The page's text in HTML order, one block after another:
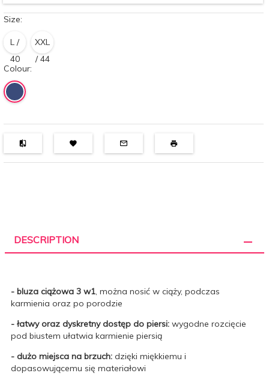
Size:
L /
40
XXL
/ 44
Colour:
DESCRIPTION
- bluza ciążowa 3 w1, można nosić w ciąży, podczas
karmienia oraz po porodzie
- łatwy oraz dyskretny dostęp do piersi: wygodne rozcięcie
pod biustem ułatwia karmienie piersią
- dużo miejsca na brzuch: dzięki miękkiemu i
dopasowującemu się materiałowi